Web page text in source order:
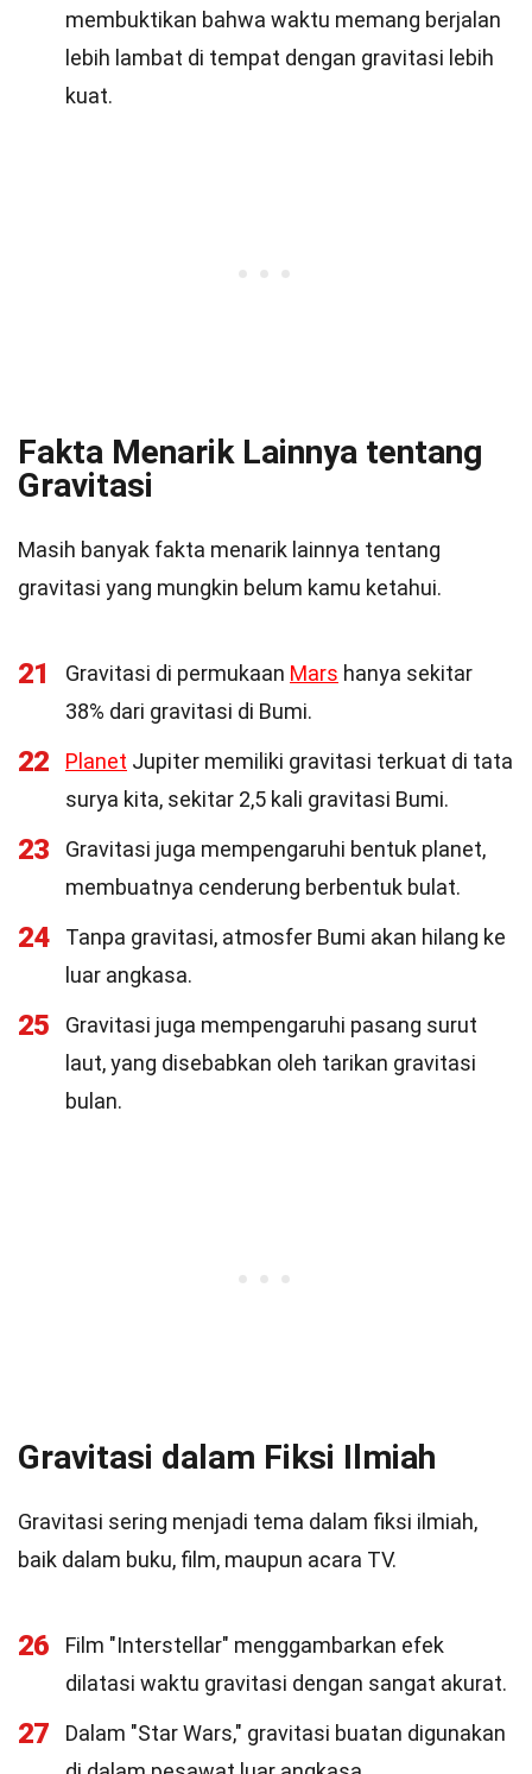
membuktikan bahwa waktu memang berjalan
lebih lambat di tempat dengan gravitasi lebih
kuat.
Fakta Menarik Lainnya tentang
Gravitasi
Masih banyak fakta menarik lainnya tentang
gravitasi yang mungkin belum kamu ketahui.
21 Gravitasi di permukaan Mars hanya sekitar
38% dari gravitasi di Bumi.
22 Planet Jupiter memiliki gravitasi terkuat di tata
surya kita, sekitar 2,5 kali gravitasi Bumi.
23
Gravitasi juga mempengaruhi bentuk planet,
membuatnya cenderung berbentuk bulat.
24
Tanpa gravitasi, atmosfer Bumi akan hilang ke
luar angkasa.
25
Gravitasi juga mempengaruhi pasang surut
laut, yang disebabkan oleh tarikan gravitasi
bulan.
Gravitasi dalam Fiksi Ilmiah
Gravitasi sering menjadi tema dalam fiksi ilmiah,
baik dalam buku, film, maupun acara TV.
26
Film "Interstellar" menggambarkan efek
dilatasi waktu gravitasi dengan sangat akurat.
27
Dalam "Star Wars," gravitasi buatan digunakan